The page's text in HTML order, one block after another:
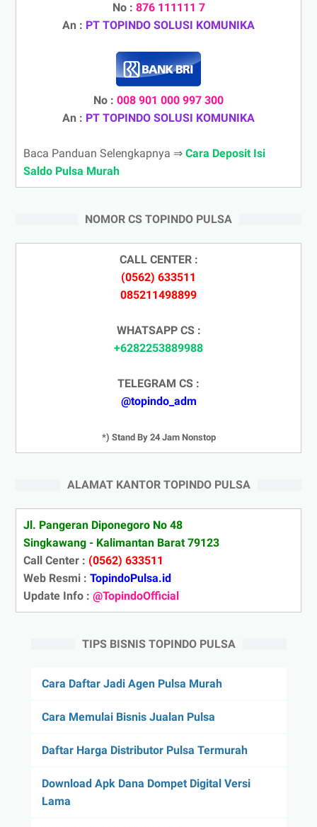
No : 876 111111 7
An : PT TOPINDO SOLUSI KOMUNIKA
No : 008 901 000 997 300
An : PT TOPINDO SOLUSI KOMUNIKA
Baca Panduan Selengkapnya ⇒ Cara Deposit Isi
Saldo Pulsa Murah
NOMOR CS TOPINDO PULSA
CALL CENTER :
(0562) 633511
085211498899
WHATSAPP CS :
+6282253889988
TELEGRAM CS :
@topindo_adm
*) Stand By 24 Jam Nonstop
ALAMAT KANTOR TOPINDO PULSA
Jl. Pangeran Diponegoro No 48
Singkawang - Kalimantan Barat 79123
Call Center : (0562) 633511
Web Resmi : TopindoPulsa.id
Update Info : @TopindoOfficial
TIPS BISNIS TOPINDO PULSA
Cara Daftar Jadi Agen Pulsa Murah
Cara Memulai Bisnis Jualan Pulsa
Daftar Harga Distributor Pulsa Termurah
Download Apk Dana Dompet Digital Versi
Lama